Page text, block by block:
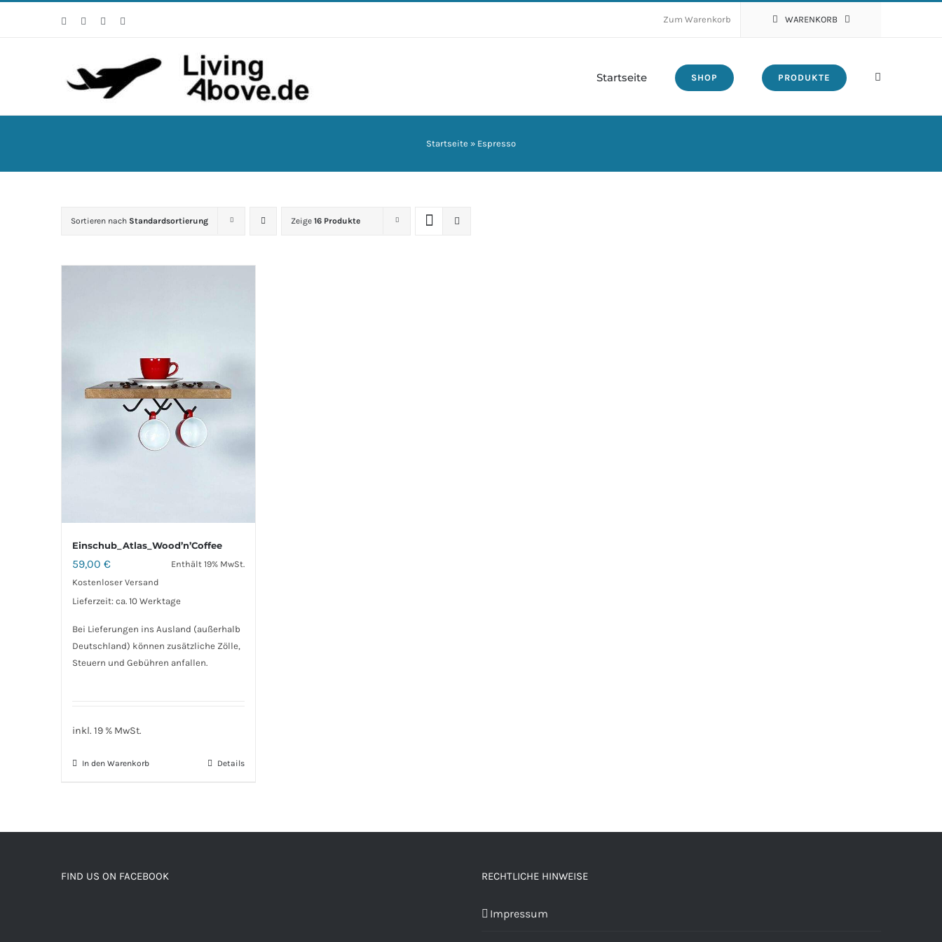
FacebookInstagramWhatsApp Zum Warenkorb WARENKORB
Startseite SHOP PRODUKTE
Startseite » Espresso
Sortieren nach Standardsortierung Zeige 16 Produkte
Einschub_Atlas_Wood’n’Coffee
59,00 €
Enthält 19% MwSt.
Kostenloser Versand
Lieferzeit: ca. 10 Werktage
Bei Lieferungen ins Ausland (außerhalb
Deutschland) können zusätzliche Zölle,
Steuern und Gebühren anfallen.
inkl. 19 % MwSt.
In den Warenkorb Details
FIND US ON FACEBOOK RECHTLICHE HINWEISE
Impressum